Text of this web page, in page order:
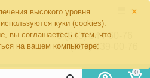
×
высокого уровня
куки (cookies).
вы соглашаетесь с тем, что
на вашем компьютере:
8 (343) 344-60-76
+7 (967) 639-00-76
0